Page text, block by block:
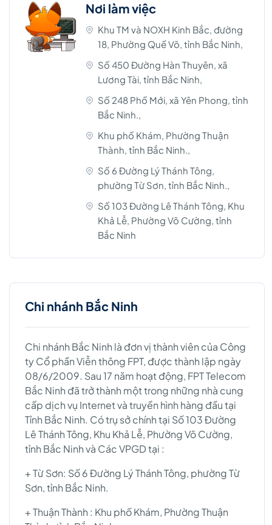
Nơi làm việc
Khu TM và NOXH Kinh Bắc, đường
18, Phường Quế Võ, tỉnh Bắc Ninh,
Số 450 Đường Hàn Thuyên, xã
Lương Tài, tỉnh Bắc Ninh,
Số 248 Phố Mới, xã Yên Phong, tỉnh
Bắc Ninh.,
Khu phố Khám, Phường Thuận
Thành, tỉnh Bắc Ninh.,
Số 6 Đường Lý Thánh Tông,
phường Từ Sơn, tỉnh Bắc Ninh.,
Số 103 Đường Lê Thánh Tông, Khu
Khả Lễ, Phường Võ Cường, tỉnh
Bắc Ninh
Chi nhánh Bắc Ninh
Chi nhánh Bắc Ninh là đơn vị thành viên của Công
ty Cổ phần Viễn thông FPT, được thành lập ngày
08/6/2009. Sau 17 năm hoạt động, FPT Telecom
Bắc Ninh đã trở thành một trong những nhà cung
cấp dịch vụ Internet và truyền hình hàng đầu tại
Tỉnh Bắc Ninh. Có trụ sở chính tại Số 103 Đường
Lê Thánh Tông, Khu Khả Lễ, Phường Võ Cường,
tỉnh Bắc Ninh và Các VPGD tại :
+ Từ Sơn: Số 6 Đường Lý Thánh Tông, phường Từ
Sơn, tỉnh Bắc Ninh.
+ Thuận Thành : Khu phố Khám, Phường Thuận